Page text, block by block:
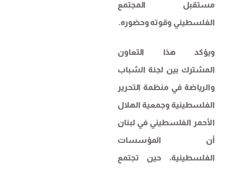
مستقبل المجتمع
الفلسطيني وقوته وحضوره.
ويؤكد هذا التعاون
المشترك بين لجنة الشباب
والرياضة في منظمة التحرير
الفلسطينية وجمعية الهلال
الأحمر الفلسطيني في لبنان
أن المؤسسات
الفلسطينية، حين تجتمع